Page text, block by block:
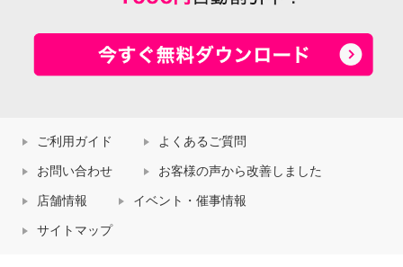
ご利用ガイド よくあるご質問
お問い合わせ お客様の声から改善しました
店舗情報 イベント・催事情報
サイトマップ